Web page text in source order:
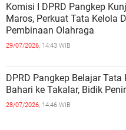
Komisi I DPRD Pangkep
Maros, Perkuat Tata Kelola
Pembinaan Olahraga
29/07/2026, 14:43 WIB
DPRD Pangkep Belajar Tata
Bahari ke Takalar, Bidik
28/07/2026, 14:46 WIB